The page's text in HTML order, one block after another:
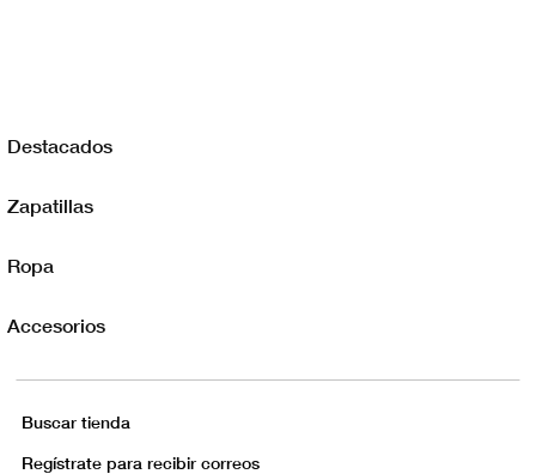
Destacados
Zapatillas
Ropa
Accesorios
Buscar tienda
Regístrate para recibir correos